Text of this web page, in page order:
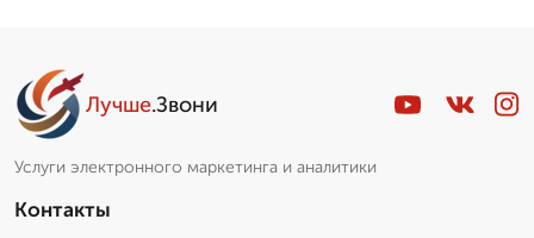
Лучше.Звони
Услуги электронного маркетинга и аналитики
Контакты